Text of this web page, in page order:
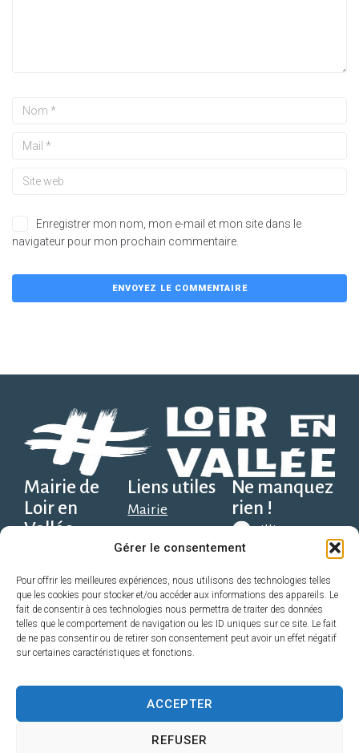
Gérer le consentement
Pour offrir les meilleures expériences, nous utilisons des technologies telles
que les cookies pour stocker et/ou accéder aux informations des appareils. Le
fait de consentir à ces technologies nous permettra de traiter des données
telles que le comportement de navigation ou les ID uniques sur ce site. Le fait
de ne pas consentir ou de retirer son consentement peut avoir un effet négatif
sur certaines caractéristiques et fonctions.
ACCEPTER
REFUSER
Enregistrer mon nom, mon e-mail et mon site dans le
navigateur pour mon prochain commentaire.
Mairie de
Loir en
Vallée
Alexandre, 1er
étage,
72340 Loir en
Vallée
02 52 22 72 98
Liens utiles
Mairie
Découvrir
Économie
Pratique
Sport, Loisir,
Ne manquez
rien !
Illiwap
Télécharger
sur Google
Play
sur l’App